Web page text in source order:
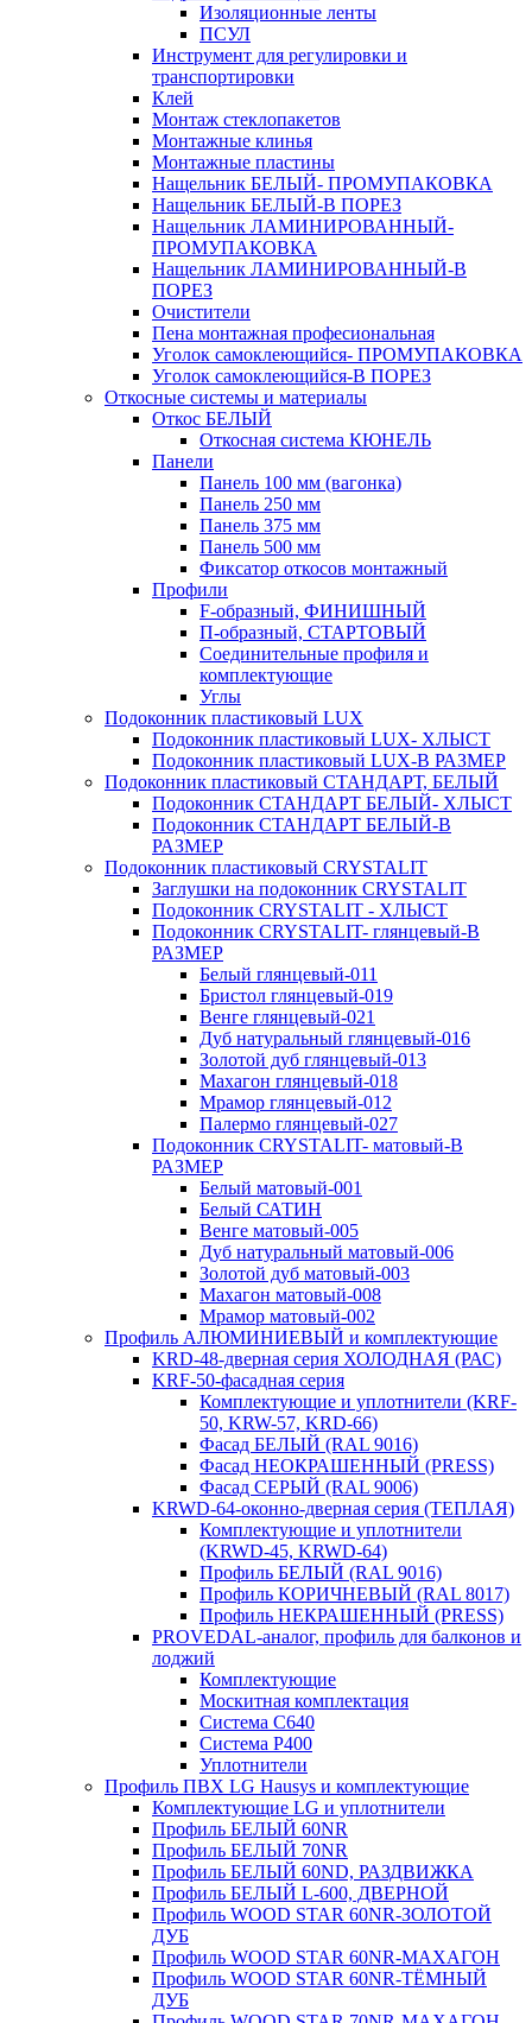
Изоляционные ленты
ПСУЛ
Инструмент для регулировки и
транспортировки
Клей
Монтаж стеклопакетов
Монтажные клинья
Монтажные пластины
Нащельник БЕЛЫЙ- ПРОМУПАКОВКА
Нащельник БЕЛЫЙ-В ПОРЕЗ
Нащельник ЛАМИНИРОВАННЫЙ-
ПРОМУПАКОВКА
Нащельник ЛАМИНИРОВАННЫЙ-В
ПОРЕЗ
Очистители
Пена монтажная професиональная
Уголок самоклеющийся- ПРОМУПАКОВКА
Уголок самоклеющийся-В ПОРЕЗ
Откосные системы и материалы
Откос БЕЛЫЙ
Откосная система КЮНЕЛЬ
Панели
Панель 100 мм (вагонка)
Панель 250 мм
Панель 375 мм
Панель 500 мм
Фиксатор откосов монтажный
Профили
F-образный, ФИНИШНЫЙ
П-образный, СТАРТОВЫЙ
Соединительные профиля и
комплектующие
Углы
Подоконник пластиковый LUX
Подоконник пластиковый LUX- ХЛЫСТ
Подоконник пластиковый LUX-В РАЗМЕР
Подоконник пластиковый СТАНДАРТ, БЕЛЫЙ
Подоконник СТАНДАРТ БЕЛЫЙ- ХЛЫСТ
Подоконник СТАНДАРТ БЕЛЫЙ-В
РАЗМЕР
Подоконник пластиковый CRYSTALIT
Заглушки на подоконник CRYSTALIT
Подоконник CRYSTALIT - ХЛЫСТ
Подоконник CRYSTALIT- глянцевый-В
РАЗМЕР
Белый глянцевый-011
Бристол глянцевый-019
Венге глянцевый-021
Дуб натуральный глянцевый-016
Золотой дуб глянцевый-013
Махагон глянцевый-018
Мрамор глянцевый-012
Палермо глянцевый-027
Подоконник CRYSTALIT- матовый-В
РАЗМЕР
Белый матовый-001
Белый САТИН
Венге матовый-005
Дуб натуральный матовый-006
Золотой дуб матовый-003
Махагон матовый-008
Мрамор матовый-002
Профиль АЛЮМИНИЕВЫЙ и комплектующие
KRD-48-дверная серия ХОЛОДНАЯ (РАС)
KRF-50-фасадная серия
Комплектующие и уплотнители (KRF-
50, KRW-57, KRD-66)
Фасад БЕЛЫЙ (RAL 9016)
Фасад НЕОКРАШЕННЫЙ (PRESS)
Фасад СЕРЫЙ (RAL 9006)
KRWD-64-оконно-дверная серия (ТЕПЛАЯ)
Комплектующие и уплотнители
(KRWD-45, KRWD-64)
Профиль БЕЛЫЙ (RAL 9016)
Профиль КОРИЧНЕВЫЙ (RAL 8017)
Профиль НЕКРАШЕННЫЙ (PRESS)
PROVEDAL-аналог, профиль для балконов и
лоджий
Комплектующие
Москитная комплектация
Система C640
Система P400
Уплотнители
Профиль ПВХ LG Hausys и комплектующие
Комплектующие LG и уплотнители
Профиль БЕЛЫЙ 60NR
Профиль БЕЛЫЙ 70NR
Профиль БЕЛЫЙ 60ND, РАЗДВИЖКА
Профиль БЕЛЫЙ L-600, ДВЕРНОЙ
Профиль WOOD STAR 60NR-ЗОЛОТОЙ
ДУБ
Профиль WOOD STAR 60NR-МАХАГОН
Профиль WOOD STAR 60NR-ТЁМНЫЙ
ДУБ